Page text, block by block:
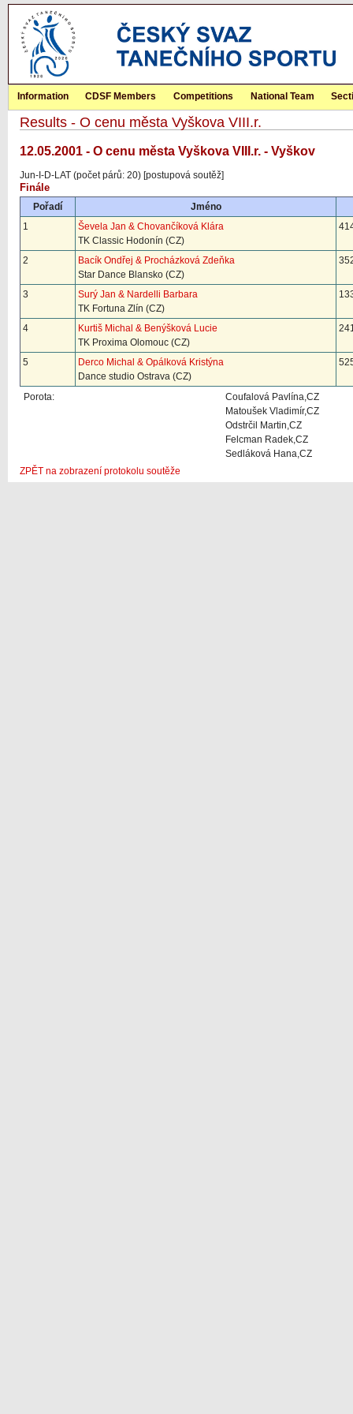
Information CDSF Members Competitions National Team
Results - O cenu města Vyškova VIII.r.
12.05.2001 - O cenu města Vyškova VIII.r. - Vyškov
Jun-I-D-LAT (počet párů: 20) [postupová soutěž]
Finále
Pořadí
Jméno
1
Ševela Jan & Chovančíková Klára
TK Classic Hodonín (CZ)
2
Bacík Ondřej & Procházková Zdeňka
Star Dance Blansko (CZ)
3
Surý Jan & Nardelli Barbara
TK Fortuna Zlín (CZ)
4
Kurtiš Michal & Benýšková Lucie
TK Proxima Olomouc (CZ)
5
Derco Michal & Opálková Kristýna
Dance studio Ostrava (CZ)
Porota:
Coufalová Pavlína,CZ
Matoušek Vladimír,CZ
Odstrčil Martin,CZ
Felcman Radek,CZ
Sedláková Hana,CZ
ZPĚT na zobrazení protokolu soutěže